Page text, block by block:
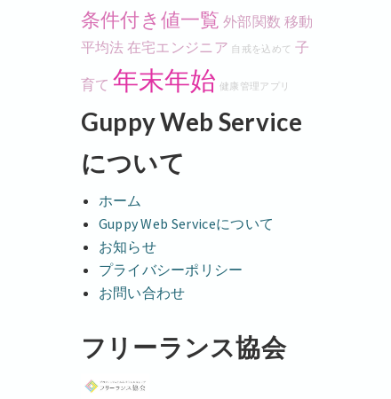
条件付き値一覧 外部関数 移動
平均法 在宅エンジニア 自戒を込めて 子
育て 年末年始 健康管理アプリ
Guppy Web Service
について
ホーム
Guppy Web Serviceについて
お知らせ
プライバシーポリシー
お問い合わせ
フリーランス協会